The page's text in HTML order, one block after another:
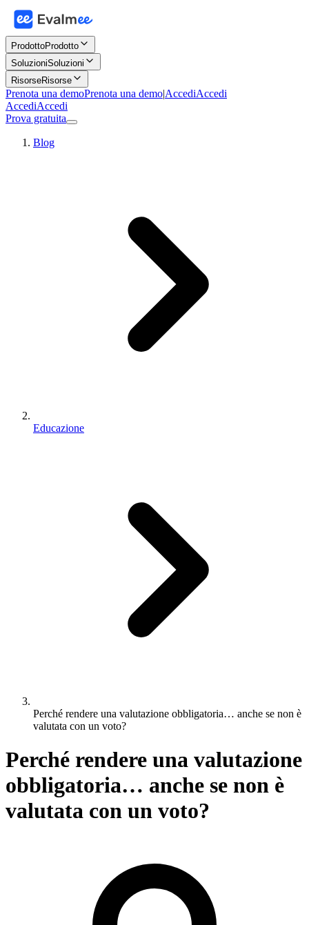
ProdottoProdotto
SoluzioniSoluzioni
RisorseRisorse
Prenota una demoPrenota una demo|AccediAccedi
AccediAccedi
Prova gratuita
Blog
Educazione
Perché rendere una valutazione obbligatoria… anche se non è
valutata con un voto?
Perché rendere una valutazione
obbligatoria… anche se non è
valutata con un voto?